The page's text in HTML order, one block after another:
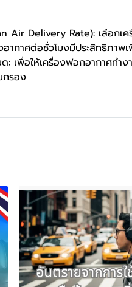
Air Delivery Rate): เลือกเ
ากาศต่อชั่วโมงมีประสิทธิภาพ
: เพื่อให้เครื่องฟอกอากาศทำ
รอง